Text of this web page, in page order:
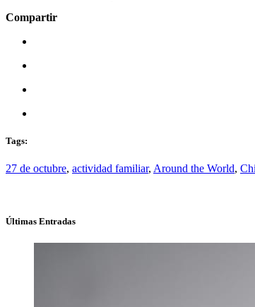
Compartir
Tags:
27 de octubre, actividad familiar, Around the World,
Últimas Entradas